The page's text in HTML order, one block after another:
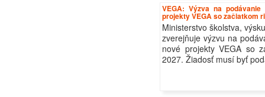
VEGA: Výzva na
projekty VEGA so začiatkom
Ministerstvo školstva,
zverejňuje výzvu na
nové projekty VEGA so
2027. Žiadosť musí byť